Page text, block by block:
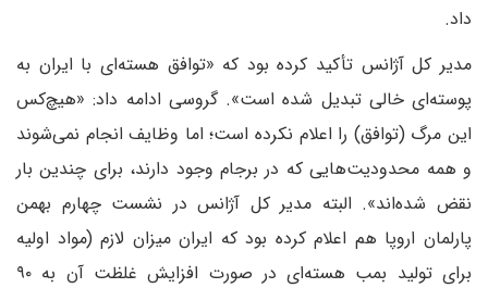
داد.
مدیر کل آژانس تأکید کرده بود که «توافق هسته‌ای با ایران به
پوسته‌ای خالی تبدیل شده است». گروسی ادامه داد: «هیچ‌کس
این مرگ (توافق) را اعلام نکرده است؛ اما وظایف انجام نمی‌شوند
و همه محدودیت‌هایی که در برجام وجود دارند، برای چندین بار
نقض شده‌اند». البته مدیر کل آژانس در نشست چهارم بهمن
پارلمان اروپا هم اعلام کرده بود که ایران میزان لازم (مواد اولیه
برای تولید بمب هسته‌ای در صورت افزایش غلظت آن به ۹۰